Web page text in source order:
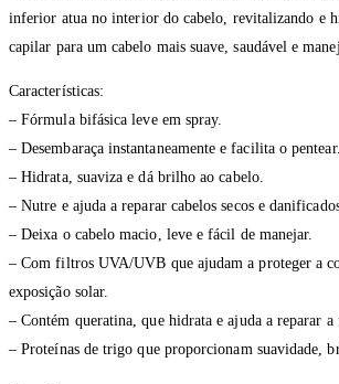
inferior atua no interior do cabelo, revitalizando e
capilar para um cabelo mais suave, saudável e
Características:
– Fórmula bifásica leve em spray.
– Desembaraça instantaneamente e facilita o pentear.
– Hidrata, suaviza e dá brilho ao cabelo.
– Nutre e ajuda a reparar cabelos secos e
– Deixa o cabelo macio, leve e fácil de manejar.
– Com filtros UVA/UVB que ajudam a proteger a
exposição solar.
– Contém queratina, que hidrata e ajuda a reparar
– Proteínas de trigo que proporcionam suavidade,